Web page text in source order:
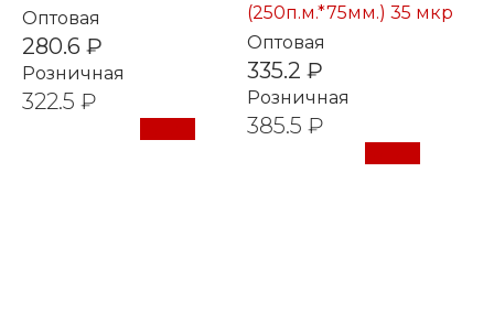
Оптовая
280.6 ₽
Розничная
322.5 ₽
(250п.м.*75мм.) 35 мкр
Оптовая
335.2 ₽
Розничная
385.5 ₽